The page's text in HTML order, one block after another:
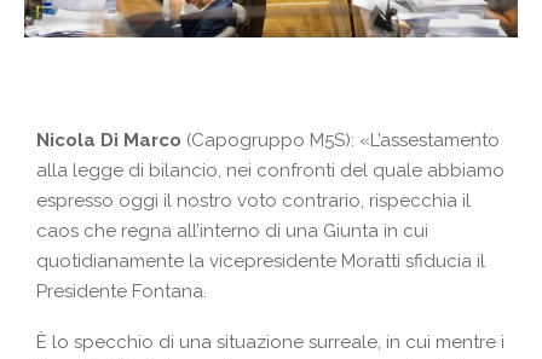
Nicola Di Marco (Capogruppo M5S): «L’assestamento
alla legge di bilancio, nei confronti del quale abbiamo
espresso oggi il nostro voto contrario, rispecchia il
caos che regna all’interno di una Giunta in cui
quotidianamente la vicepresidente Moratti sfiducia il
Presidente Fontana.
È lo specchio di una situazione surreale, in cui mentre i